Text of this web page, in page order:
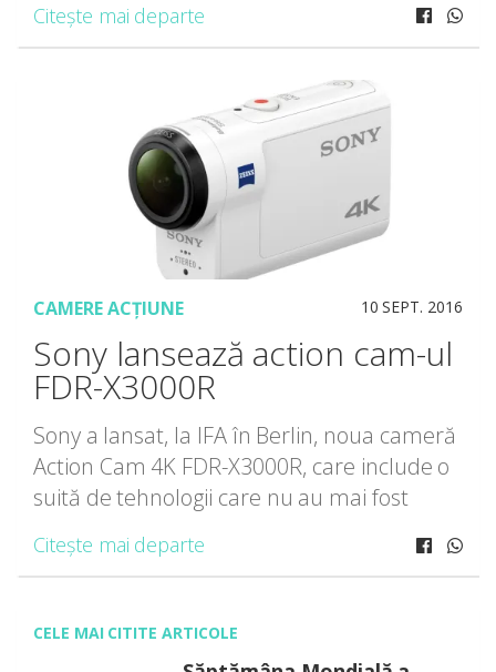
imagini la 360 de grade. Majoritatea
Citește mai departe
CAMERE ACȚIUNE 10 SEPT. 2016
Sony lansează action cam-ul
FDR-X3000R
Sony a lansat, la IFA în Berlin, noua cameră
Action Cam 4K FDR-X3000R, care include o
suită de tehnologii care nu au mai fost
POV. Printre ele se numără […]
Citește mai departe
CELE MAI CITITE ARTICOLE